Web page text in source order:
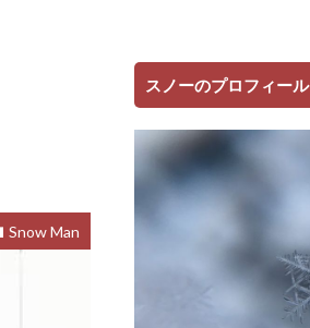
Snow Man
スノーのプロフィール